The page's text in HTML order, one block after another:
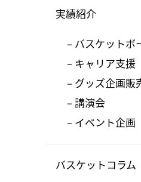
実績紹介
バスケットボ
キャリア支援
グッズ企画販
講演会
イベント企画
バスケットコラム